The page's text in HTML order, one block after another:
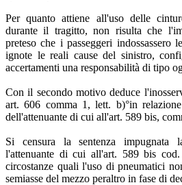
Per quanto attiene all'uso delle
durante il tragitto, non risulta che
preteso che i passeggeri indossassero
ignote le reali cause del sinistro,
accertamenti una responsabilità di tipo
Con il secondo motivo deduce
art. 606 comma 1, lett. b)°in
dell'attenuante di cui all'art. 589 bis,
Si censura la sentenza impugnata
l'attenuante di cui all'art. 589 bis
circostanze quali l'uso di pneumatici
semiasse del mezzo peraltro in fase di